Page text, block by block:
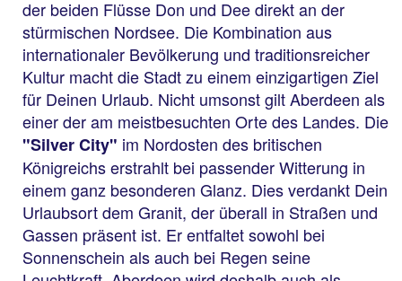
der beiden Flüsse Don und Dee direkt an der
stürmischen Nordsee. Die Kombination aus
internationaler Bevölkerung und traditionsreicher
Kultur macht die Stadt zu einem einzigartigen Ziel
für Deinen Urlaub. Nicht umsonst gilt Aberdeen als
einer der am meistbesuchten Orte des Landes. Die
"Silver City" im Nordosten des britischen
Königreichs erstrahlt bei passender Witterung in
einem ganz besonderen Glanz. Dies verdankt Dein
Urlaubsort dem Granit, der überall in Straßen und
Gassen präsent ist. Er entfaltet sowohl bei
Sonnenschein als auch bei Regen seine